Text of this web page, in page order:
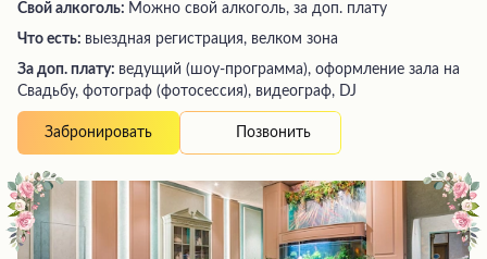
Свой алкоголь: Можно свой алкоголь, за доп. плату
Что есть: выездная регистрация, велком зона
За доп. плату: ведущий (шоу-программа), оформление зала на
Свадьбу, фотограф (фотосессия), видеограф, DJ
Забронировать Позвонить